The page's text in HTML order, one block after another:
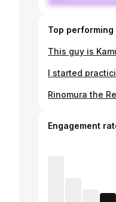
Top performing
Engagement